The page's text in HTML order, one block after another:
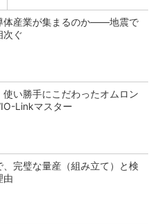
体産業が集まるのか――地震で
次ぐ
い勝手にこだわったオムロン
Linkマスター
完璧な量産（組み立て）と検
由